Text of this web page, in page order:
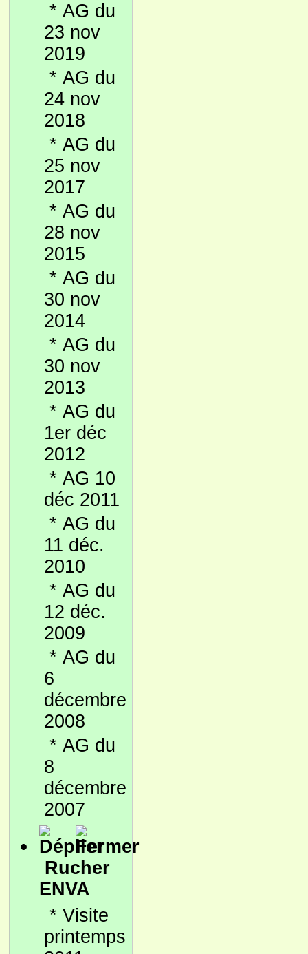
* AG du
23 nov
2019
* AG du
24 nov
2018
* AG du
25 nov
2017
* AG du
28 nov
2015
* AG du
30 nov
2014
* AG du
30 nov
2013
* AG du
1er déc
2012
* AG 10
déc 2011
* AG du
11 déc.
2010
* AG du
12 déc.
2009
* AG du
6
décembre
2008
* AG du
8
décembre
2007
Rucher
ENVA
* Visite
printemps